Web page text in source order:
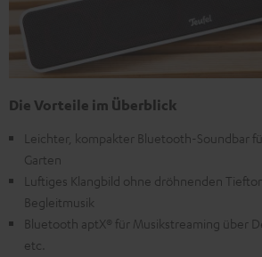
Die Vorteile im Überblick
Leichter, kompakter Bluetooth-Soundbar
Garten
Luftiges Klangbild ohne dröhnenden
Begleitmusik
Bluetooth aptX® für Musikstreaming über
etc.